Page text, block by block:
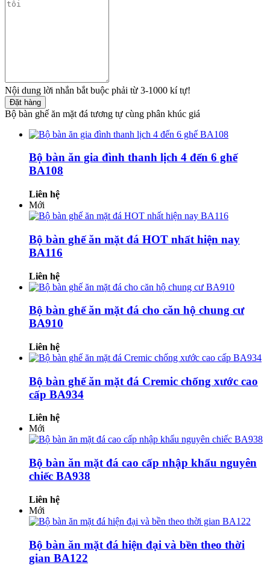
Nội dung lời nhắn bắt buộc phải từ 3-1000 kí tự!
Đặt hàng
Bộ bàn ghế ăn mặt đá tương tự cùng phân khúc giá
Bộ bàn ăn gia đình thanh lịch 4 đến 6 ghế
BA108
Liên hệ
Mới
Bộ bàn ghế ăn mặt đá HOT nhất hiện nay
BA116
Liên hệ
Bộ bàn ghế ăn mặt đá cho căn hộ chung cư
BA910
Liên hệ
Bộ bàn ghế ăn mặt đá Cremic chống xước cao
cấp BA934
Liên hệ
Mới
Bộ bàn ăn mặt đá cao cấp nhập khẩu nguyên
chiếc BA938
Liên hệ
Mới
Bộ bàn ăn mặt đá hiện đại và bền theo thời
gian BA122